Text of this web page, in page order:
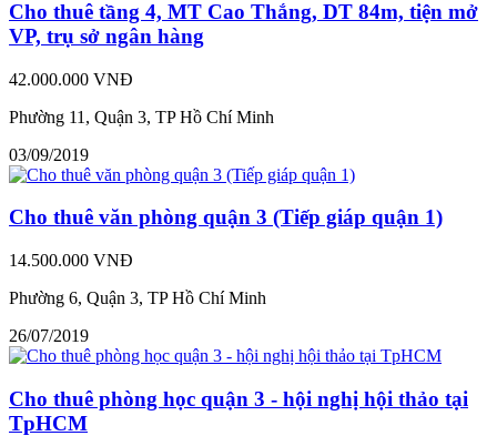
Cho thuê tầng 4, MT Cao Thắng, DT 84m, tiện mở
VP, trụ sở ngân hàng
42.000.000 VNĐ
Phường 11, Quận 3, TP Hồ Chí Minh
03/09/2019
Cho thuê văn phòng quận 3 (Tiếp giáp quận 1)
14.500.000 VNĐ
Phường 6, Quận 3, TP Hồ Chí Minh
26/07/2019
Cho thuê phòng học quận 3 - hội nghị hội thảo tại
TpHCM